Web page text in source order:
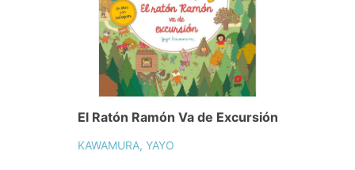
El Ratón Ramón Va de Excursión
KAWAMURA, YAYO